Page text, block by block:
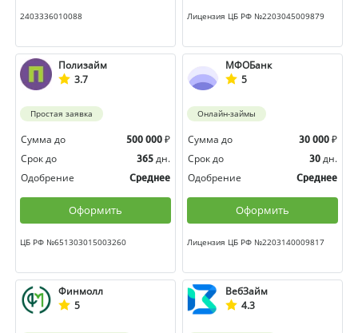
2403336010088 Лицензия ЦБ РФ №2203045009879
Полизайм
3.7
Простая заявка
Сумма до 500 000 ₽
Срок до
365 дн.
Одобрение
Среднее
Оформить
ЦБ РФ №651303015003260
МФОБанк
5
Онлайн-займы
Сумма до 30 000 ₽
Срок до
30 дн.
Одобрение
Среднее
Оформить
Лицензия ЦБ РФ №2203140009817
Финмолл
5
ВебЗайм
4.3